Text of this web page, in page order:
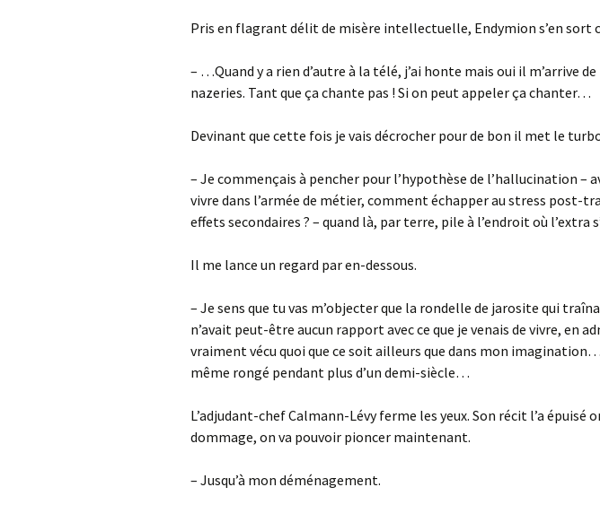
Pris en flagrant délit de misère intellectuelle, Endymion s’en sort
– …Quand y a rien d’autre à la télé, j’ai honte mais oui il m’arrive
nazeries. Tant que ça chante pas ! Si on peut appeler ça chanter…
Devinant que cette fois je vais décrocher pour de bon il met le
– Je commençais à pencher pour l’hypothèse de l’hallucination –
vivre dans l’armée de métier, comment échapper au stress post-
effets secondaires ? – quand là, par terre, pile à l’endroit où
Il me lance un regard par en-dessous.
– Je sens que tu vas m’objecter que la rondelle de jarosite qui
n’avait peut-être aucun rapport avec ce que je venais de vivre, en
vraiment vécu quoi que ce soit ailleurs que dans mon
même rongé pendant plus d’un demi-siècle…
L’adjudant-chef Calmann-Lévy ferme les yeux. Son récit l’a épuisé
dommage, on va pouvoir pioncer maintenant.
– Jusqu’à mon déménagement.